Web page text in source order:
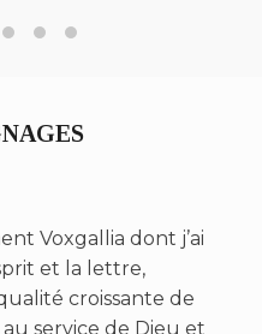
Voxgallia dont j’ai
et la lettre,
croissante de
service de Dieu et